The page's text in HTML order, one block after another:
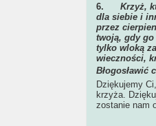
6. Krzyż,
dla siebie i
przez
twoją, gdy
tylko wloką
wieczności,
Błogosławić
Dziękujemy
krzyża.
zostanie nam